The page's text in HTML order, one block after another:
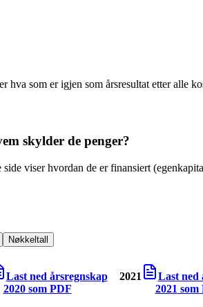
hva som er igjen som årsresultat etter alle
skylder de penger?
viser hvordan de er finansiert
Nøkkeltall
Last ned årsregnskap
2020som PDF
2021
Last ned
2021 som